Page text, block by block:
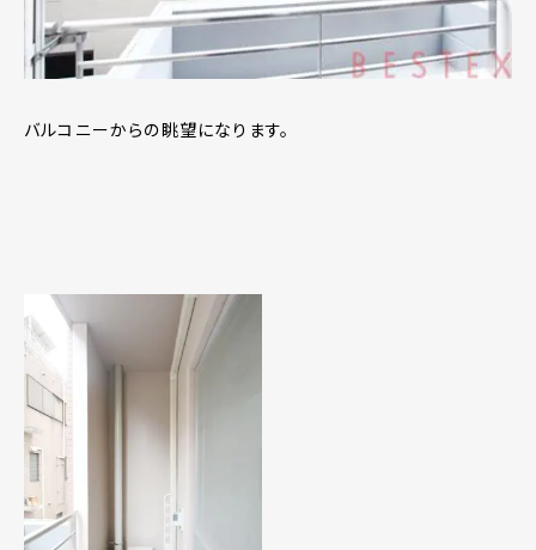
バルコニーからの眺望になります。